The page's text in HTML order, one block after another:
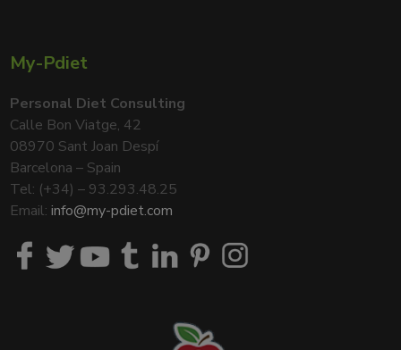
My-Pdiet
Personal Diet Consulting
Calle Bon Viatge, 42
08970 Sant Joan Despí
Barcelona – Spain
Tel: (+34) – 93.293.48.25
Email:info@my-pdiet.com